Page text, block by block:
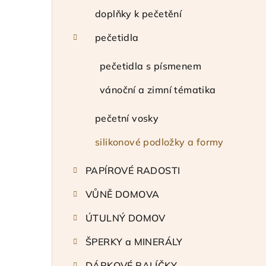
doplňky k pečetění
pečetidla
pečetidla s písmenem
vánoční a zimní tématika
pečetní vosky
silikonové podložky a formy
PAPÍROVÉ RADOSTI
VŮNĚ DOMOVA
ÚTULNÝ DOMOV
ŠPERKY a MINERÁLY